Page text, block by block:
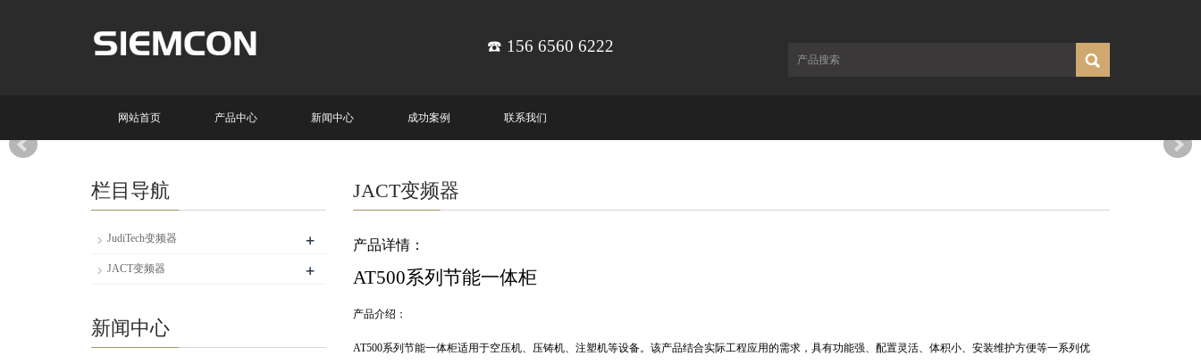
☎️ 156 6560 6222
网站首页 产品中心 新闻中心 成功案例 联系我们
JACT变频器
产品详情：
AT500系列节能一体柜
产品介绍：
AT500系列节能一体柜适用于空压机、压铸机、注塑机等设备。该产品结合实际工程应用的需求，具有功能强、配置灵活、体积小、安装维护方便等一系列优
栏目导航
JudiTech变频器 +
JACT变频器 +
新闻中心